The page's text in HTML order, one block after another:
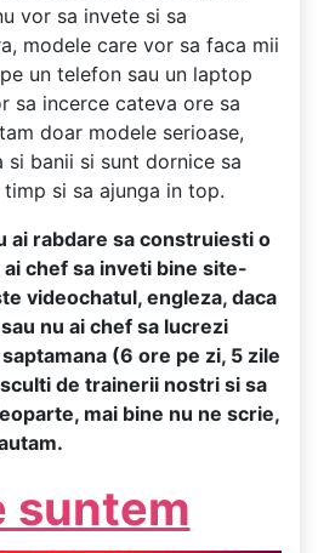
vor sa invete si sa
modele care vor sa faca mii
un telefon sau un laptop
sa incerce cateva ore sa
doar modele serioase,
si banii si sunt dornice sa
si sa ajunga in top.
ai rabdare sa construiesti o
ai chef sa inveti bine site-
videochatul, engleza, daca
nu ai chef sa lucrezi
(6 ore pe zi, 5 zile
de trainerii nostri si sa
mai bine nu ne scrie,
suntem